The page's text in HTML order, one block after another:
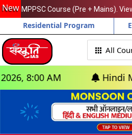
New MPPSC Course (Pre + Mains).
Residential Program
All
AM Hindi